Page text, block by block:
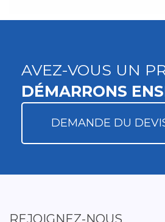
AVEZ-VOUS UN
DÉMARRONS
DEMANDE DU
REJOIGNEZ-NOUS